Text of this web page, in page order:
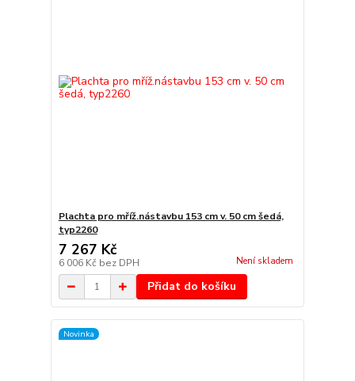
Plachta pro mříž.nástavbu 153 cm v. 50 cm šedá,
typ2260
7 267 Kč
6 006 Kč bez DPH Není skladem
Přidat do košíku
Novinka